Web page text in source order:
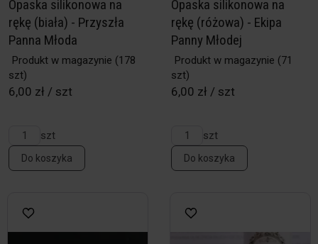
Opaska silikonowa na
rękę (biała) - Przyszła
Panna Młoda
Produkt w magazynie (178
szt)
6,00 zł / szt
szt
Do koszyka
Opaska silikonowa na
rękę (różowa) - Ekipa
Panny Młodej
Produkt w magazynie (71
szt)
6,00 zł / szt
szt
Do koszyka